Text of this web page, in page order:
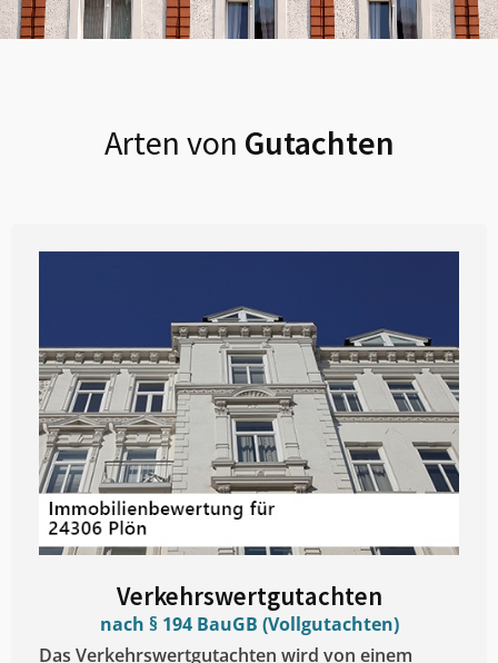
Arten von Gutachten
Verkehrswertgutachten
nach § 194 BauGB (Vollgutachten)
Das Verkehrswertgutachten wird von einem